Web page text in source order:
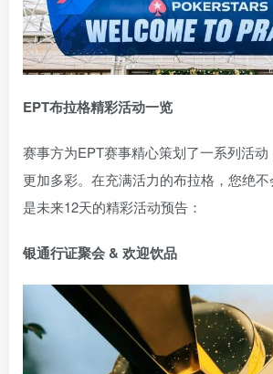
EPT布拉格精彩活动一览
赛事方为EPT赛事精心策划了一系列活
更加多彩。在充满活力的布拉格，您绝
是未来12天的精彩活动预告：
银通行证聚会 & 欢迎饮品